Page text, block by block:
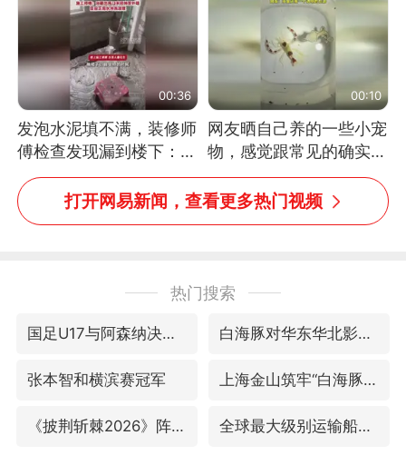
00:36
发泡水泥填不满，装修师
傅检查发现漏到楼下：出
风口未延伸到外墙
00:10
网友晒自己养的一些小宠
物，感觉跟常见的确实有
些不一样
打开网易新闻，查看更多热门视频
热门搜索
国足U17与阿森纳决赛取消 并列冠军 白海豚对华东华北影响会大于巴威
张本智和横滨赛冠军 上海金山筑牢“白海豚”防汛屏障
《披荆斩棘2026》阵容官宣 全球最大级别运输船通过长江大桥